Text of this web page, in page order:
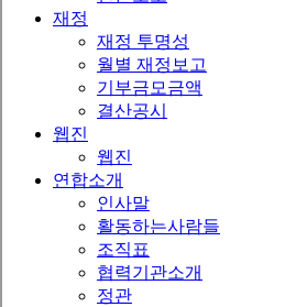
재정
재정 투명성
월별 재정보고
기부금모금액
결산공시
웹진
웹진
연합소개
인사말
활동하는사람들
조직표
협력기관소개
정관